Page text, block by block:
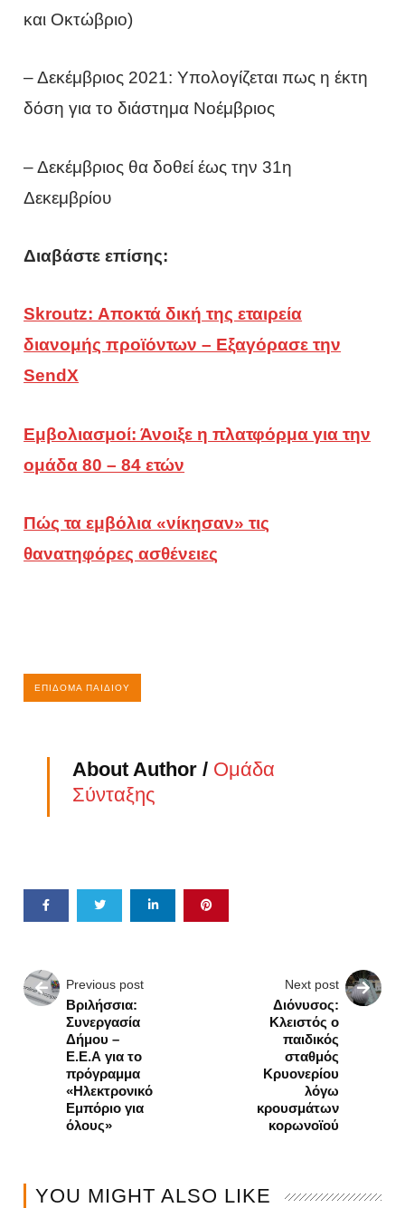
και Οκτώβριο)
– Δεκέμβριος 2021: Υπολογίζεται πως η έκτη
δόση για το διάστημα Νοέμβριος
– Δεκέμβριος θα δοθεί έως την 31η
Δεκεμβρίου
Διαβάστε επίσης:
Skroutz: Αποκτά δική της εταιρεία
διανομής προϊόντων – Εξαγόρασε την
SendX
Εμβολιασμοί: Άνοιξε η πλατφόρμα για την
ομάδα 80 – 84 ετών
Πώς τα εμβόλια «νίκησαν» τις
θανατηφόρες ασθένειες
ΕΠΊΔΟΜΑ ΠΑΙΔΙΟΎ
About Author / Ομάδα
Σύνταξης
Previous post
Βριλήσσια:
Συνεργασία
Δήμου –
Ε.Ε.Α για το
πρόγραμμα
«Ηλεκτρονικό
Εμπόριο για
όλους»
Next post
Διόνυσος:
Κλειστός ο
παιδικός
σταθμός
Κρυονερίου
λόγω
κρουσμάτων
κορωνοϊού
YOU MIGHT ALSO LIKE